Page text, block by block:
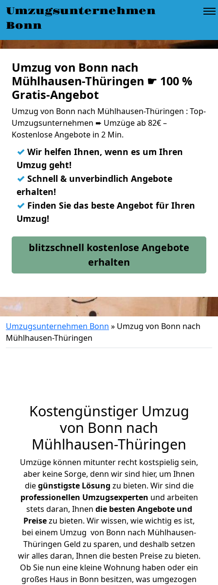
Umzugsunternehmen
Bonn
Umzug von Bonn nach
Mühlhausen-Thüringen ☛ 100 %
Gratis-Angebot
Umzug von Bonn nach Mühlhausen-Thüringen : Top-
Umzugsunternehmen ➨ Umzüge ab 82€ –
Kostenlose Angebote in 2 Min.
✓ Wir helfen Ihnen, wenn es um Ihren
Umzug geht!
✓ Schnell & unverbindlich Angebote
erhalten!
✓ Finden Sie das beste Angebot für Ihren
Umzug!
blitzschnell kostenlose Angebote
erhalten
Umzugsunternehmen Bonn » Umzug von Bonn nach
Mühlhausen-Thüringen
Kostengünstiger Umzug
von Bonn nach
Mühlhausen-Thüringen
Umzüge können mitunter recht kostspielig sein,
aber keine Sorge, denn wir sind hier, um Ihnen
diegünstigste Lösung zu bieten. Wir sind die
professionellen Umzugsexperten und arbeiten
stets daran, Ihnen die besten Angebote und
Preisezu bieten. Wir wissen, wie wichtig es ist,
bei einem Umzug von Bonn nach Mühlhausen-
Thüringen Geld zu sparen, und deshalb setzen
wir alles daran, Ihnen die besten Preise zu bieten.
Ob Sie nun eine kleine Wohnung haben oder ein
großes Haus in Bonn besitzen, was umgezogen